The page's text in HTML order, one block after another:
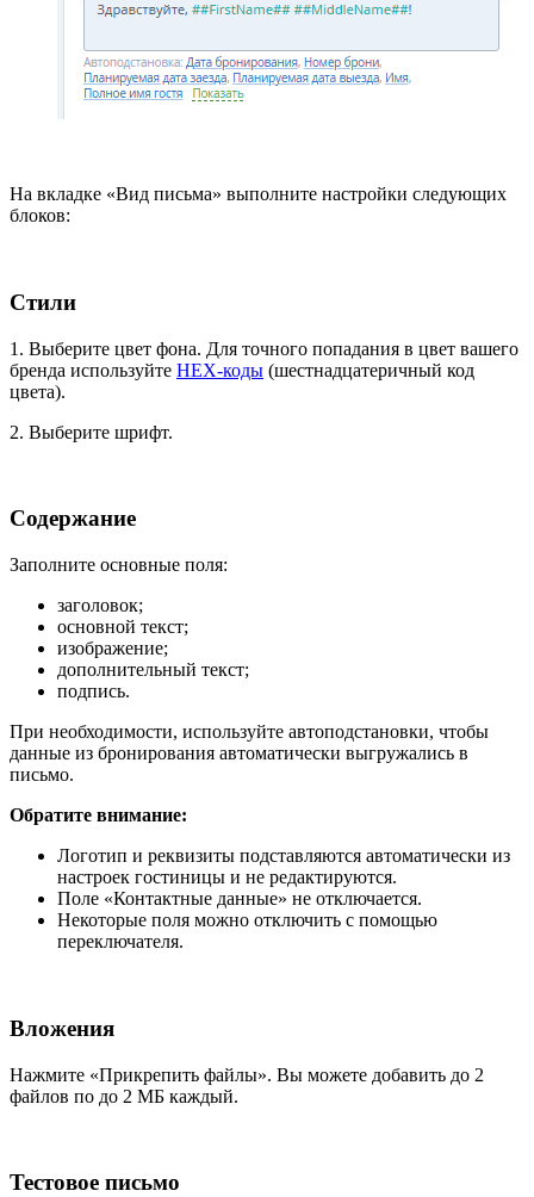
На вкладке «Вид письма» выполните настройки следующих
блоков:
Стили
1. Выберите цвет фона. Для точного попадания в цвет вашего
бренда используйте HEX-коды (шестнадцатеричный код
цвета).
2. Выберите шрифт.
Содержание
Заполните основные поля:
заголовок;
основной текст;
изображение;
дополнительный текст;
подпись.
При необходимости, используйте автоподстановки, чтобы
данные из бронирования автоматически выгружались в
письмо.
Обратите внимание:
Логотип и реквизиты подставляются автоматически из
настроек гостиницы и не редактируются.
Поле «Контактные данные» не отключается.
Некоторые поля можно отключить с помощью
переключателя.
Вложения
Нажмите «Прикрепить файлы». Вы можете добавить до 2
файлов по до 2 МБ каждый.
Тестовое письмо